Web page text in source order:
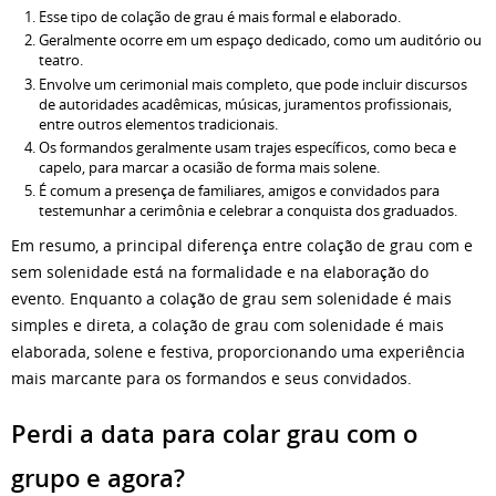
Esse tipo de colação de grau é mais formal e elaborado.
Geralmente ocorre em um espaço dedicado, como um auditório ou
teatro.
Envolve um cerimonial mais completo, que pode incluir discursos
de autoridades acadêmicas, músicas, juramentos profissionais,
entre outros elementos tradicionais.
Os formandos geralmente usam trajes específicos, como beca e
capelo, para marcar a ocasião de forma mais solene.
É comum a presença de familiares, amigos e convidados para
testemunhar a cerimônia e celebrar a conquista dos graduados.
Em resumo, a principal diferença entre colação de grau com e
sem solenidade está na formalidade e na elaboração do
evento. Enquanto a colação de grau sem solenidade é mais
simples e direta, a colação de grau com solenidade é mais
elaborada, solene e festiva, proporcionando uma experiência
mais marcante para os formandos e seus convidados.
Perdi a data para colar grau com o
grupo e agora?